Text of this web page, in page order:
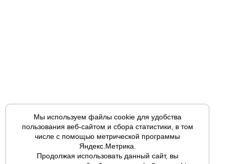
Мы используем файлы cookie для удобства
пользования веб-сайтом и сбора статистики, в том
числе с помощью метрической программы
Яндекс.Метрика.
Продолжая использовать данный сайт, вы